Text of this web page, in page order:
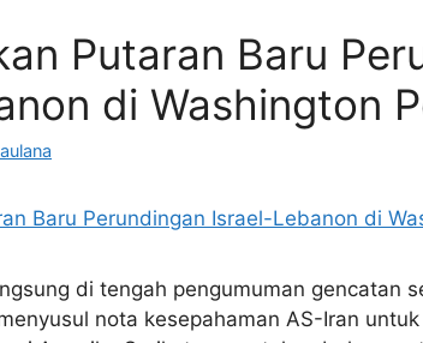
Putaran Baru
di Washington
di tengah pengumuman gencatan
nota kesepahaman AS-Iran